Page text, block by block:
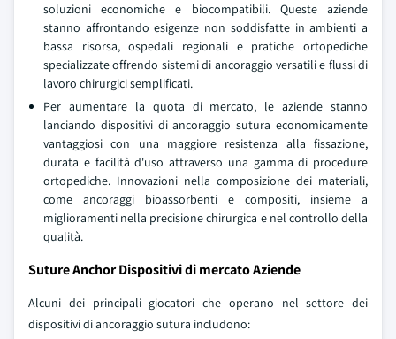
soluzioni economiche e biocompatibili. Queste aziende
stanno affrontando esigenze non soddisfatte in ambienti a
bassa risorsa, ospedali regionali e pratiche ortopediche
specializzate offrendo sistemi di ancoraggio versatili e flussi di
lavoro chirurgici semplificati.
Per aumentare la quota di mercato, le aziende stanno
lanciando dispositivi di ancoraggio sutura economicamente
vantaggiosi con una maggiore resistenza alla fissazione,
durata e facilità d'uso attraverso una gamma di procedure
ortopediche. Innovazioni nella composizione dei materiali,
come ancoraggi bioassorbenti e compositi, insieme a
miglioramenti nella precisione chirurgica e nel controllo della
qualità.
Suture Anchor Dispositivi di mercato Aziende
Alcuni dei principali giocatori che operano nel settore dei
dispositivi di ancoraggio sutura includono: